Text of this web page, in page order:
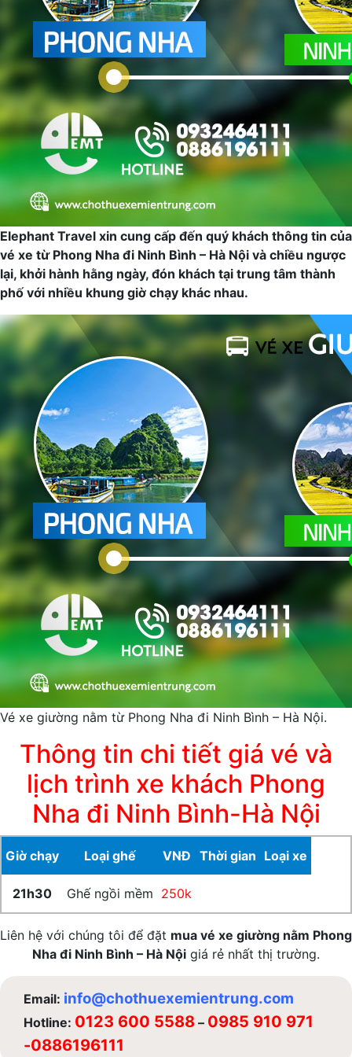
Elephant Travel xin cung cấp đến quý khách thông tin của
vé xe từ Phong Nha đi Ninh Bình – Hà Nội và chiều ngược
lại, khởi hành hằng ngày, đón khách tại trung tâm thành
phố với nhiều khung giờ chạy khác nhau.
Vé xe giường nằm từ Phong Nha đi Ninh Bình – Hà Nội.
Thông tin chi tiết giá vé và
lịch trình xe khách Phong
Nha đi Ninh Bình-Hà Nội
Giờ chạy Loại ghế VNĐ Thời gian Loại xe
21h30 Ghế ngồi mềm 250k
Liên hệ với chúng tôi để đặt mua vé xe giường nằm Phong
Nha đi Ninh Bình – Hà Nội giá rẻ nhất thị trường.
Email: info@chothuexemientrung.com
Hotline: 0123 600 5588 – 0985 910 971
-0886196111